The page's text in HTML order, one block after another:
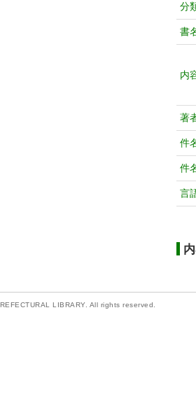
分
書
内
著
件
件
言
LIBRARY. All rights reserved.